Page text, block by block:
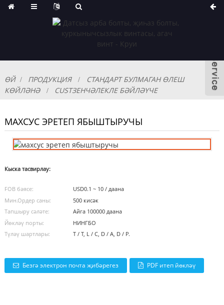
ӨЙ ПРОДУКЦИЯ
СТАНДАРТ БУЛМАГАН ӨЛЕШ
КӨЙЛӘНӘ
CUSTЗЕНЧӘЛЕКЛЕ БӘЙЛӘҮЧЕ
МАХСУС ЭРЕТЕП ЯБЫШТЫРУЧЫ
Кыска тасвирлау:
FOB бәясе:
USD0.1 ~ 10 / даана
Мин.Ордер саны:
500 кисәк
Тапшыру сәләте:
Айга 100000 даана
Йөкләү порты:
НИНГБО
Түләү шартлары:
T / T, L / C, D / A, D / P.
Безгә электрон почта җибәрегез PDF итеп йөкләү